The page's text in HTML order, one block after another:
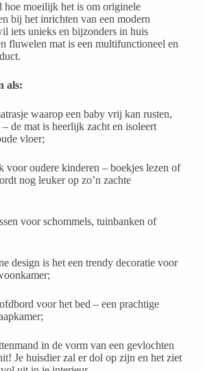
hoe moeilijk het is om originele
bij het inrichten van een modern
iets unieks en bijzonders in huis
fluwelen mat is een multifunctioneel en
als:
waarop een baby vrij kan rusten,
de mat is heerlijk zacht en isoleert
vloer;
voor oudere kinderen – boekjes lezen of
nog leuker op zo’n zachte
voor schommels, tuinbanken of
design is het een trendy decoratie voor
voor het bed – een prachtige
in de vorm van een gevlochten
Je huisdier zal er dol op zijn en het ziet